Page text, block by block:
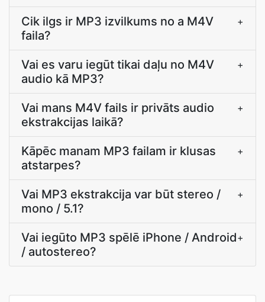
Cik ilgs ir MP3 izvilkums no a M4V
faila?
+
Vai es varu iegūt tikai daļu no M4V
audio kā MP3?
+
Vai mans M4V fails ir privāts audio
ekstrakcijas laikā?
+
Kāpēc manam MP3 failam ir klusas
atstarpes?
+
Vai MP3 ekstrakcija var būt stereo /
mono / 5.1?
+
Vai iegūto MP3 spēlē iPhone / Android
/ autostereo?
+